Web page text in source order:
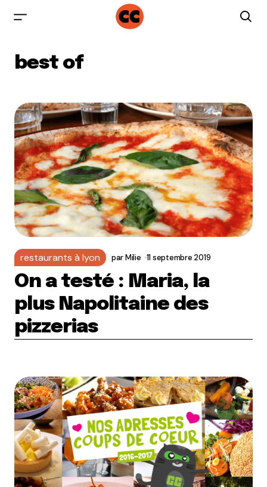
best of
restaurants à lyon parMilie 11 septembre 2019
On a testé : Maria, la
plus Napolitaine des
pizzerias